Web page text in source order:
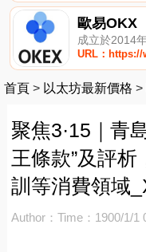
歐易OKX
成立於2014
URL：
首頁 > 以太坊最新價格 >
聚焦3·15｜青
王條款”及評
訓等消費領域
Author： Time：1900/1/1